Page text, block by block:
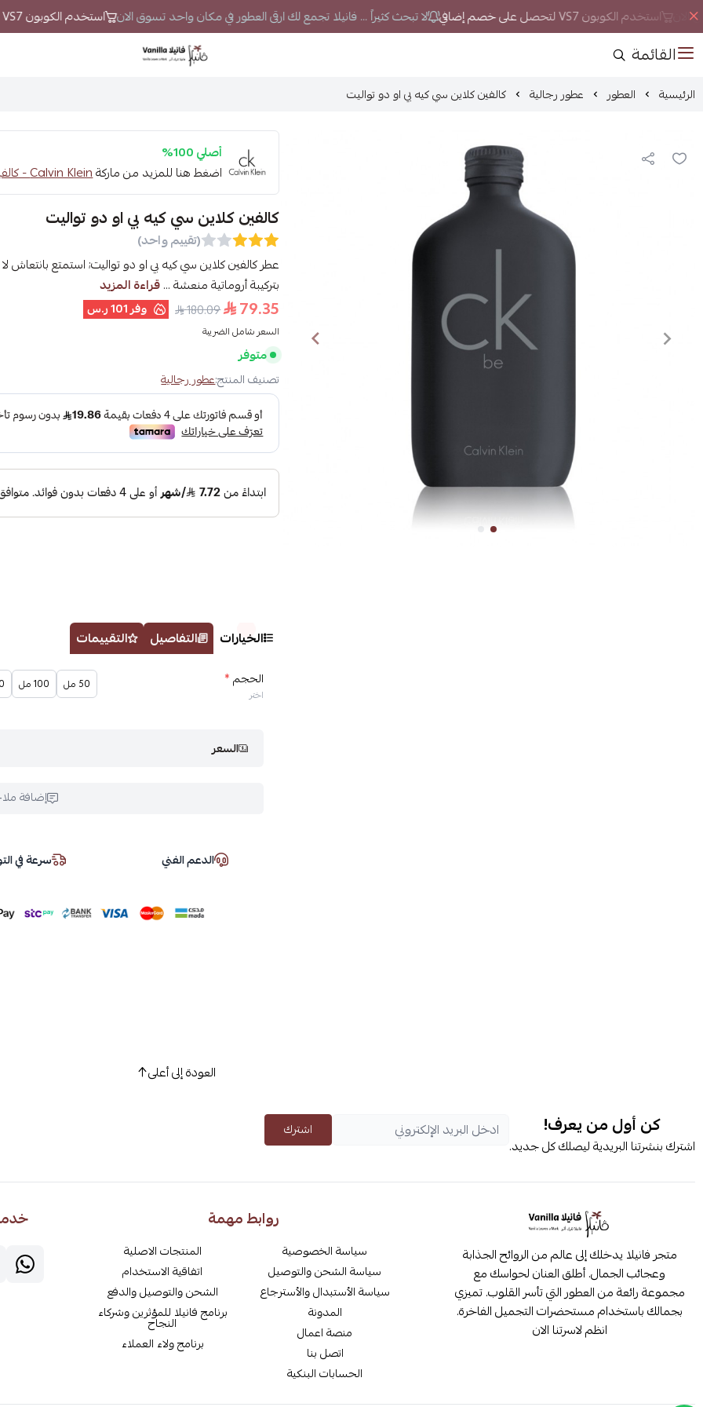
استخدم الكوبون VS7 لتحصل على خصم إضافي لا تبحث كثيراً ... فانيلا تجمع لك ارقى العطور في مكان واحد تسوق الان استخدم الكوبون VS7 لتحصل على خصم إضافي
القائمة فانيلا
الرئيسية العطور عطور رجالية كالفين كلاين سي كيه بي او دو تواليت
أصلي 100%
اضغط هنا للمزيد من ماركةCalvin Klein - كالفين كلاين
كالفين كلاين سي كيه بي او دو تواليت
(تقييم واحد)
عطر كالفين كلاين سي كيه بي او دو تواليت; استمتع
بتركيبة أروماتية منعشة ...قراءة المزيد
79.35
180.09 وفر101 ر.س
السعر شامل الضريبة
متوفر
تصنيف المنتج:عطور رجالية
الخيارات التفاصيل التقييمات
الحجم*
اختر
50 مل 100 مل
السعر
إضافة
الدعم الفني سرعة في
العودة إلى أعلى
كن أول من يعرف!
اشترك بنشرتنا البريدية ليصلك كل جديد.
اشترك
متجر فانيلا يدخلك إلى عالم من الروائح الجذابة
وعجائب الجمال. أطلق العنان لحواسك مع
مجموعة رائعة من العطور التي تأسر القلوب. تميزي
بجمالك باستخدام مستحضرات التجميل الفاخرة.
انظم لاسرتنا الان
روابط مهمة
سياسة الخصوصية
سياسة الشحن والتوصيل
سياسة الأستبدال والأسترجاع
المدونة
منصة اعمال
اتصل بنا
الحسابات البنكية
المنتجات الاصلية
اتفاقية الاستخدام
الشحن والتوصيل والدفع
برنامج فانيلا للمؤثرين وشركاء
النجاح
برنامج ولاء العملاء